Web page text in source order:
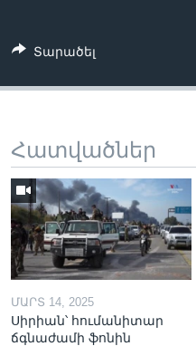
Տարածել
Հատվածներ
ՄԱՐՏ 14, 2025
Սիրիան՝ հումանիտար
ճգնաժամի ֆոնին